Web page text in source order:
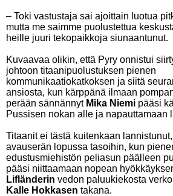
– Toki vastustaja sai ajoittain luotua
mutta me saimme puolustettua
heille juuri tekopaikkoja siunaantunut.
Kuvaavaa olikin, että Pyry onnistui
johtoon titaanipuolustuksen pienen
kommunikaatiokatkoksen ja siitä
ansiosta, kun kärppänä ilmaan
perään sännännyt Mika Niemi pääsi
Pussisen nokan alle ja napauttamaan
Titaanit ei tästä kuitenkaan
avauserän lopussa tasoihin, kun
edustusmiehistön peliasun päälleen
pääsi niittaamaan nopean
Lifländerin vedon paluukiekosta
Kalle Hokkasen takana.